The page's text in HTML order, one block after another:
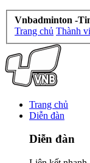
Vnbadminton -
Trang chủ Thành
Trang chủ
Diễn đàn
Diễn đàn